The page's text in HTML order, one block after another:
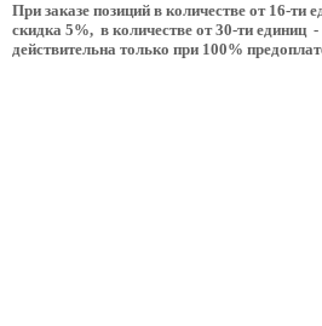
При заказе позиций в количестве от 16-ти
скидка 5%, в количестве от 30-ти единиц
действительна только при 100%